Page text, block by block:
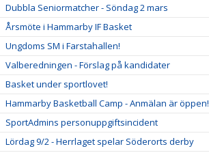
Dubbla Seniormatcher - Söndag 2 mars
Årsmöte i Hammarby IF Basket
Ungdoms SM i Farstahallen!
Valberedningen - Förslag på kandidater
Basket under sportlovet!
Hammarby Basketball Camp - Anmälan är öppen!
SportAdmins personuppgiftsincident
Lördag 9/2 - Herrlaget spelar Söderorts derby